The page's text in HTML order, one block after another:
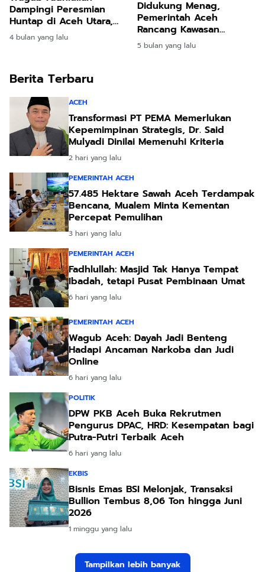
Dampingi Peresmian
Huntap di Aceh Utara,
Warga Mulai Babak Baru
Pascabencana
4 bulan yang lalu
Didukung Menag,
Pemerintah Aceh
Rancang Kawasan
Madrasah Terintegrasi
Modern
5 bulan yang lalu
Berita Terbaru
ACEH
Transformasi PT PEMA Memerlukan
Kepemimpinan Strategis, Dr. Said
Mulyadi Dinilai Memenuhi Kriteria
2 hari yang lalu
PEMERINTAH ACEH
57.485 Hektare Sawah Aceh Terdampak
Bencana, Mualem Minta Kementan
Percepat Pemulihan
3 hari yang lalu
PEMERINTAH ACEH
Fadhlullah: Masjid Tak Hanya Tempat
Ibadah, tetapi Pusat Pembinaan Umat
6 hari yang lalu
PEMERINTAH ACEH
Wagub Aceh: Dayah Jadi Benteng
Hadapi Ancaman Narkoba dan Judi
Online
6 hari yang lalu
POLITIK
DPW PKB Aceh Buka Rekrutmen
Pengurus DPAC, HRD: Kesempatan bagi
Putra-Putri Terbaik Aceh
6 hari yang lalu
EKBIS
Bisnis Emas BSI Melonjak, Transaksi
Bullion Tembus 8,06 Ton hingga Juni
2026
1 minggu yang lalu
Tampilkan lebih banyak